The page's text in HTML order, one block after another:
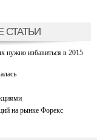
СТАТЬИ
нужно избавиться в 2015
на рынке Форекс